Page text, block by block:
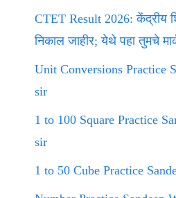
CTET Result 2026: केंद्रीय
निकाल जाहीर; येथे पहा तुमचे
Unit Conversions Practice
sir
1 to 100 Square Practice
sir
1 to 50 Cube Practice